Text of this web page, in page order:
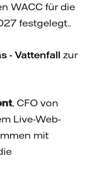
WACC für die
festgelegt..
- Vattenfall zur
, CFO von
Live-Web-
mit